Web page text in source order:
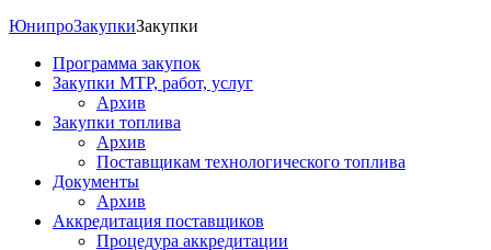
ЮнипроЗакупкиЗакупки
Программа закупок
Закупки МТР, работ, услуг
Архив
Закупки топлива
Архив
Поставщикам технологического топлива
Документы
Архив
Аккредитация поставщиков
Процедура аккредитации